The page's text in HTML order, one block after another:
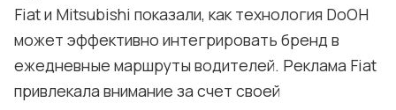
Fiat и Mitsubishi показали, как технология DoOH
может эффективно интегрировать бренд в
ежедневные маршруты водителей. Реклама Fiat
привлекала внимание за счет своей